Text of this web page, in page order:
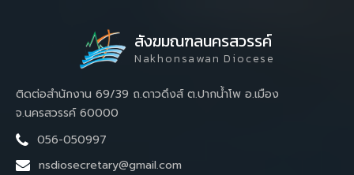
สังฆมณฑลนครสวรรค์
Nakhonsawan Diocese
ติดต่อสำนักงาน 69/39 ถ.ดาวดึงส์ ต.ปากน้ำโพ อ.เมือง
จ.นครสวรรค์ 60000
056-050997
nsdiosecretary@gmail.com